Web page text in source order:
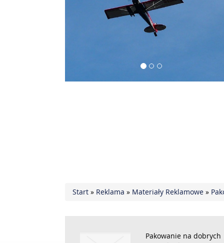
Start » Reklama » Materiały Reklamowe »
Pakowanie na dobrych